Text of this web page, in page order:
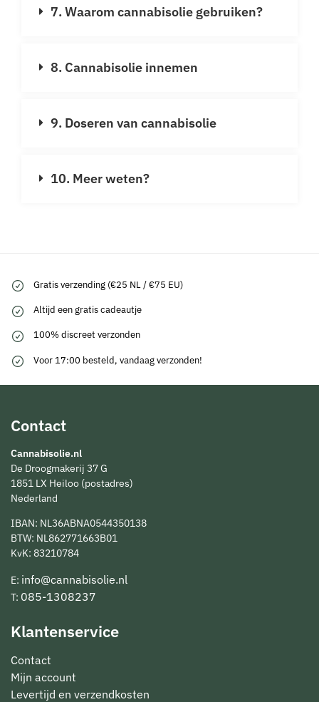
7. Waarom cannabisolie gebruiken?
8. Cannabisolie innemen
9. Doseren van cannabisolie
10. Meer weten?
Gratis verzending (€25 NL / €75 EU)
Altijd een gratis cadeautje
100% discreet verzonden
Voor 17:00 besteld, vandaag verzonden!
Contact
Cannabisolie.nl
De Droogmakerij 37 G
1851 LX Heiloo (postadres)
Nederland
IBAN: NL36ABNA0544350138
BTW: NL862771663B01
KvK: 83210784
E: info@cannabisolie.nl
T: 085-1308237
Klantenservice
Contact
Mijn account
Levertijd en verzendkosten